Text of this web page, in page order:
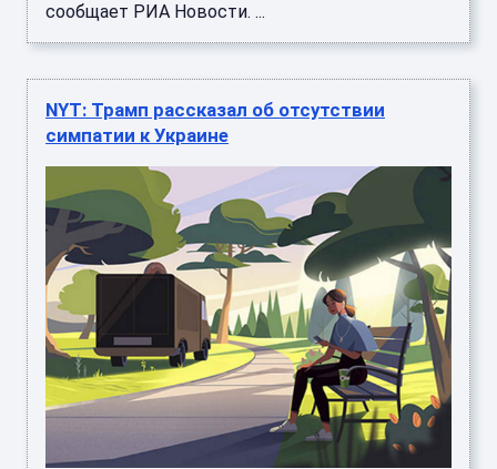
сообщает РИА Новости. ...
NYT: Трамп рассказал об отсутствии
симпатии к Украине